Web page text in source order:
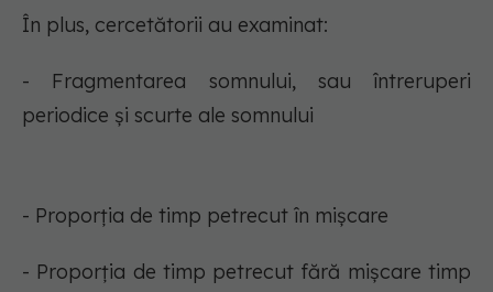
În plus, cercetătorii au examinat:
- Fragmentarea somnului, sau întreruperi
periodice și scurte ale somnului
- Proporția de timp petrecut în mișcare
- Proporția de timp petrecut fără mișcare timp